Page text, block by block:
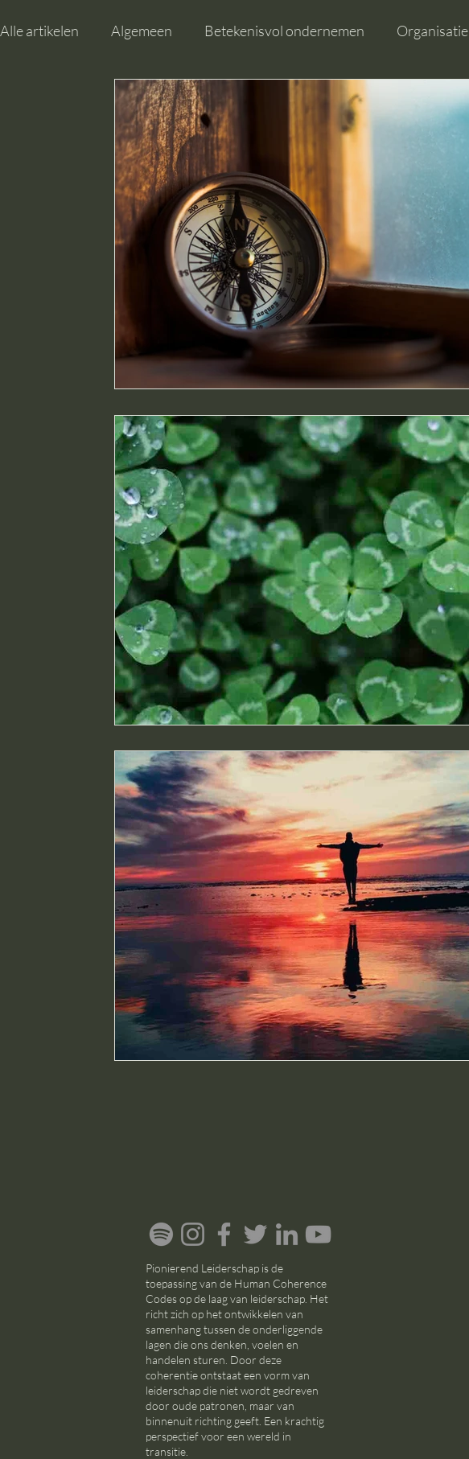
Alle artikelen Algemeen Betekenisvol ondernemen Organisatie
Pionierend Leiderschap is de
toepassing van de Human Coherence
Codes op de laag van leiderschap. Het
richt zich op het ontwikkelen van
samenhang tussen de onderliggende
lagen die ons denken, voelen en
handelen sturen. Door deze
coherentie ontstaat een vorm van
leiderschap die niet wordt gedreven
door oude patronen, maar van
binnenuit richting geeft. Een krachtig
perspectief voor een wereld in
transitie.